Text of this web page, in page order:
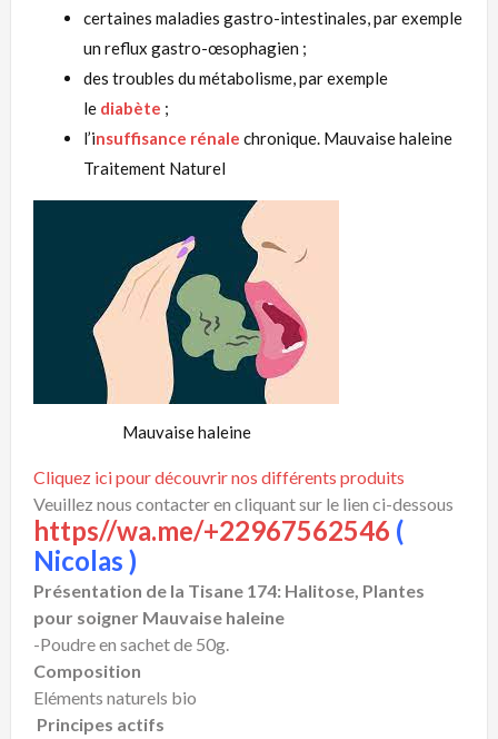
certaines maladies gastro-intestinales, par exemple
un reflux gastro-œsophagien ;
des troubles du métabolisme, par exemple
le diabète ;
l’insuffisance rénale chronique. Mauvaise haleine
Traitement Naturel
Mauvaise haleine
Cliquez ici pour découvrir nos différents produits
Veuillez nous contacter en cliquant sur le lien ci-dessous
https//wa.me/+22967562546 (
Nicolas )
Présentation de la Tisane 174: Halitose, Plantes
pour soigner Mauvaise haleine
-Poudre en sachet de 50g.
Composition
Eléments naturels bio
Principes actifs